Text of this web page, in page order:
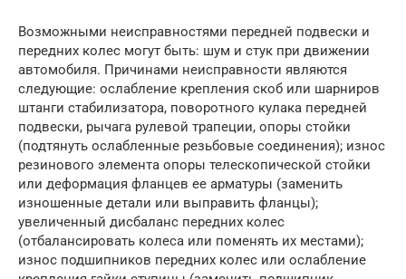
Возможными неисправностями передней подвески и
передних колес могут быть: шум и стук при движении
автомобиля. Причинами неисправности являются
следующие: ослабление крепления скоб или шарниров
штанги стабилизатора, поворотного кулака передней
подвески, рычага рулевой трапеции, опоры стойки
(подтянуть ослабленные резьбовые соединения); износ
резинового элемента опоры телескопической стойки
или деформация фланцев ее арматуры (заменить
изношенные детали или выправить фланцы);
увеличенный дисбаланс передних колес
(отбалансировать колеса или поменять их местами);
износ подшипников передних колес или ослабление